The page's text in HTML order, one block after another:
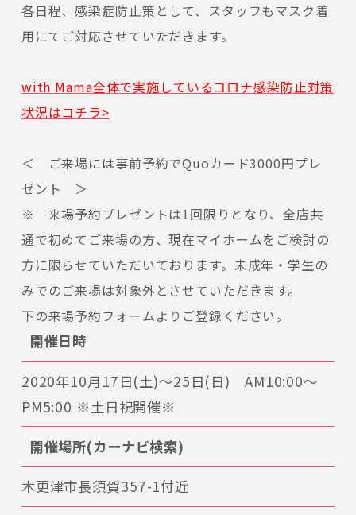
各日程、感染症防止策として、スタッフもマスク着
用にてご対応させていただきます。
with Mama全体で実施しているコロナ感染防止対策
状況はコチラ>
＜ ご来場には事前予約でQuoカード3000円プレ
ゼント ＞
※ 来場予約プレゼントは1回限りとなり、全店共
通で初めてご来場の方、現在マイホームをご検討の
方に限らせていただいております。未成年・学生の
みでのご来場は対象外とさせていただきます。
下の来場予約フォームよりご登録ください。
開催日時
2020年10月17日(土)～25日(日) AM10:00〜
PM5:00 ※土日祝開催※
開催場所(カーナビ検索)
木更津市長須賀357-1付近